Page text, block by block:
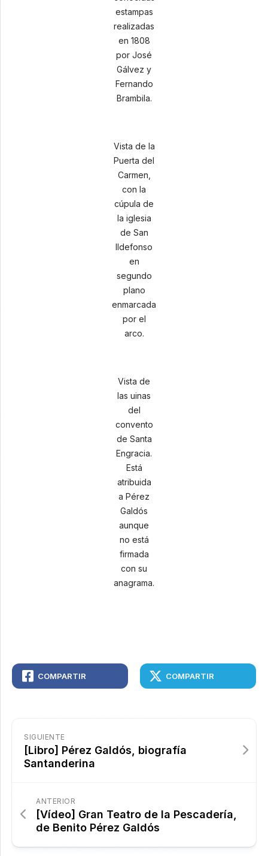
estampas
realizadas
en 1808
por José
Gálvez y
Fernando
Brambila.
Vista de la
Puerta del
Carmen,
con la
cúpula de
la iglesia
de San
Ildefonso
en
segundo
plano
enmarcada
por el
arco.
Vista de
las uinas
del
convento
de Santa
Engracia.
Está
atribuida
a Pérez
Galdós
aunque
no está
firmada
con su
anagrama.
COMPARTIR COMPARTIR
SIGUIENTE
[Libro] Pérez Galdós, biografía
Santanderina
ANTERIOR
[Vídeo] Gran Teatro de la Pescadería,
de Benito Pérez Galdós